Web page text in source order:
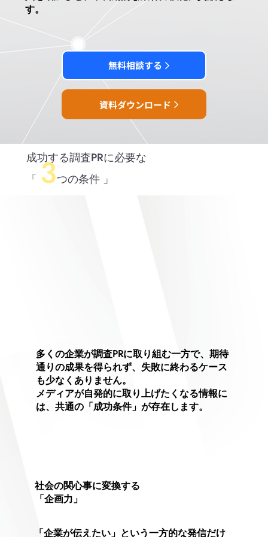
無料相談する
資料ダウンロード
す。
成功する調査PRに必要な
「 3つの条件 」
多くの企業が調査PRに取り組む一方で、期待
通りの成果を得られず、失敗に終わるケース
も少なくありません。
メディアが自発的に取り上げたくなる情報に
は、共通の「成功条件」が存在します。
「企業が伝えたい」という一方的な発信だけ
社会の関心事に変換する
「企画力」